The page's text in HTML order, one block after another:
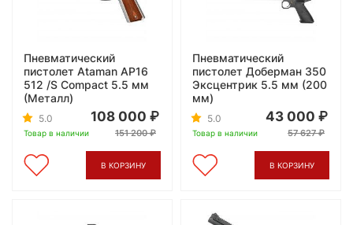
Пневматический
пистолет Ataman AP16
512 /S Compact 5.5 мм
(Металл)
5.0
Товар в наличии
108 000
151 200
В КОРЗИНУ
Пневматический
пистолет Доберман 350
Эксцентрик 5.5 мм (200
мм)
5.0
Товар в наличии
43 000
57 627
В КОРЗИНУ